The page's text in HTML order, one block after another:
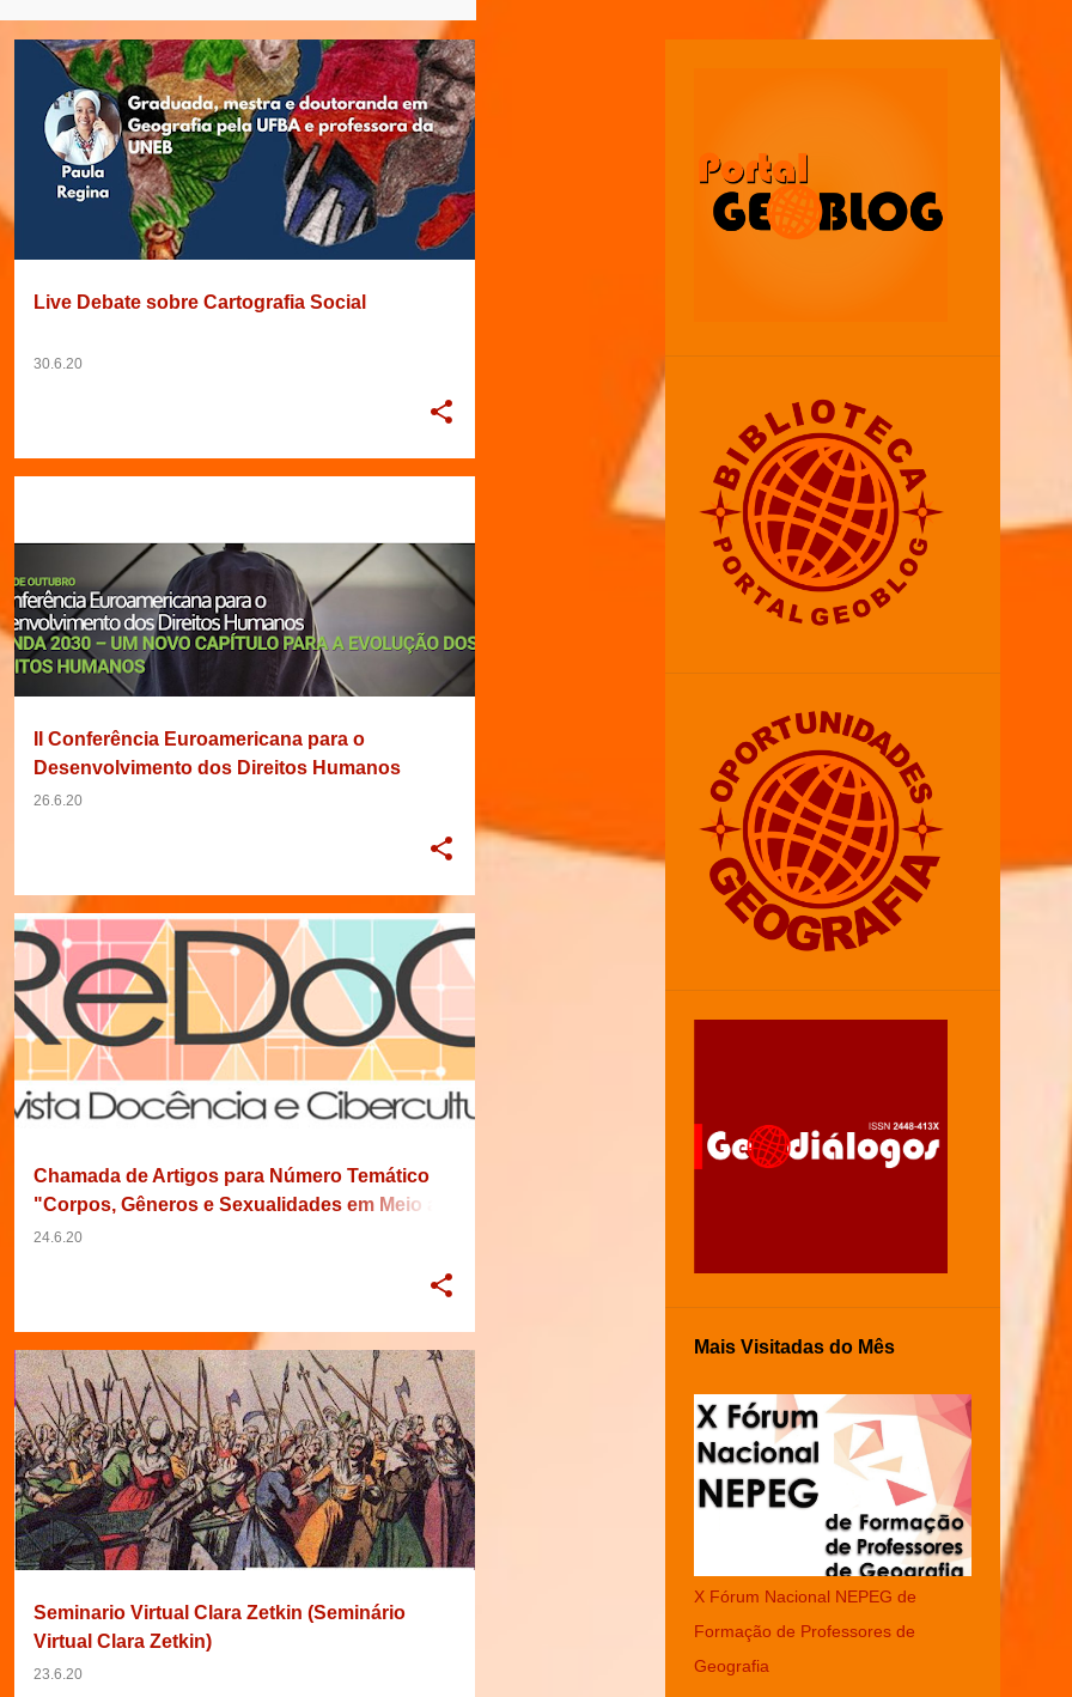
Live Debate sobre Cartografia Social
30.6.20
2020 BRASIL CARTOGRAFIA CEARÁ +6
II Conferência Euroamericana para o
Desenvolvimento dos Direitos Humanos
26.6.20
Chamada de Artigos para Número Temático
"Corpos, Gêneros e Sexualidades em Meio ao
Caos: (Sobre)Vivências em Tempos de
24.6.20
2021 28/02/2021 ARTIGO BRASIL +6
Seminario Virtual Clara Zetkin (Seminário
Virtual Clara Zetkin)
23.6.20
2020 EVENTO EVENTO DE GEOGRAFIA +7
Mais Visitadas do Mês
X Fórum Nacional NEPEG de
Formação de Professores de
Geografia